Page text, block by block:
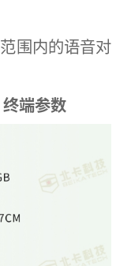
范围内的语音对
终端参数